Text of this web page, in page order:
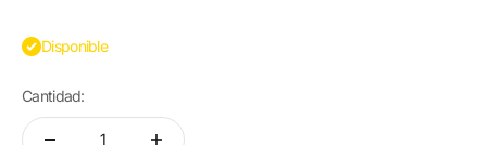
Disponible
Cantidad: